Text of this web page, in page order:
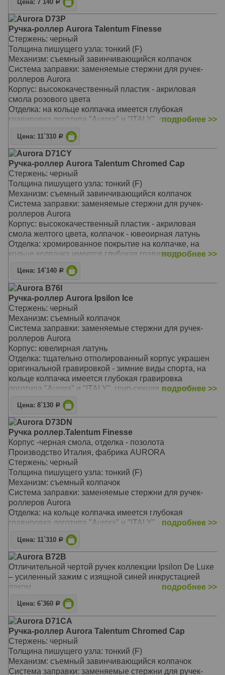
Цена: 7`140 Р
Aurora D73P
Ручка-роллер Aurora Talentum Finesse
Стержень: черный
Толщина пишущего узла: тонкий (F)
Механизм: съемный завинчивающийся колпачок
Система заправки: заменяемые стержни для ручек-
роллеров Aurora
Корпус: высококачественный пластик - акриловая
смола розового цвета
Отделка: на кольце колпачка имеется глубокая
гравировка логотипа "Aurora" и "ITALY", отдельные
элементы дизайна - зеркальный хром
Размеры: длина ручки 126 мм / 150 мм, толщина ручки
(максимальный диаметр) 13,0 мм
Вес: 23 гр.
Цвет: Pink CT (розовый/хром)
ручка уменьшенного размера, под некрупную руку
высококачественный пластик приятный на ощупь
фирменный клип Aurora
оригинальная специальная подарочная упаковка
завинчивающийся колпачок
ручка заправляется стандартными стержнями Aurora
для ручек-роллеров
возможны два варианта подарочной упаковки
подробнее >>
Цена: 11`310 Р
Aurora D71CY
Ручка-роллер Aurora Talentum Chromed Cap
Стержень: черный
Толщина пишущего узла: тонкий (F)
Механизм: съемный завинчивающийся колпачок
Система заправки: заменяемые стержни для ручек-
роллеров Aurora
Корпус: высококачественный пластик - акриловая
смола желтого цвета, колпачок - ювеоирная латунь
Отделка: хромированное покрытие на колпачке, на
кольце колпачка имеется глубокая гравировка
логотипа "Aurora" и "ITALY", отдельные элементы
дизайна - зеркальный хром
Размеры: длина ручки 136 мм / 160 мм, толщина ручки
(максимальный диаметр) 15,0 мм
Вес: 30 гр.
Цвет: Yellow CT (желтый/хром)
ручка увеличенного размера, под крупную руку
высококачественный пластик приятный на ощупь
фирменный клип Aurora
оригинальная специальная подарочная упаковка
завинчивающийся колпачок
ручка заправляется стандартными стержнями Aurora
для ручек-роллеров
возможны два варианта подарочной упаковки
подробнее >>
Цена: 14`140 Р
Aurora B76I
Ручка-роллер Aurora Ipsilon Ice
Стержень: черный
Механизм: съемный колпачок
Система заправки: заменяемые стержни для ручек-
роллеров Aurora
Корпус: ювелирная латунь
Отделка: тщательно отполированный корпус украшен
оригинальной гравировкой - зимние виды спорта, на
кольце колпачка имеется глубокая гравировка
логотипа "Aurora" и "ITALY", грип-секция и навершие
колпачка изготовлены из высококачественного
пластика необычного голубого цвета, отдельные
элементы дизайна - зеркальный хром
Размеры: длина ручки 136 мм, толщина ручки
(максимальный диаметр) 112,7 мм
Вес: 38 гр.
Цвет: Blue & Chrome CT (голубой/серебристый/хром)
грип-секция и навершие колпачка изготовлены из
высококачественного пластика необычного голубого
цвета с рисунком имитирующим сверкающий лед
Y-образный клип
тяжеловесные материалы, ручка увесистая
оригинальная специальная подарочная упаковка в
защелкивающийся колпачок
для ручек-роллеров
возможны три варианта подарочной упаковки
подробнее >>
Цена: 8`130 Р
Aurora D73DN
Ручка роллер.Talentum Finesse
Корпус -черная смола, отделка - позолота
Производство Италия, фабрика AURORA
Стержень: черный
Толщина пишущего узла: тонкий (F)
Механизм: съемный колпачок
Система заправки: заменяемые стержни для ручек-
роллеров Aurora
Отделка: на кольце колпачка имеется глубокая
гравировка логотипа "Aurora" и "ITALY"
Размеры: длина ручки 126 мм / 150 мм, толщина ручки
(максимальный диаметр) 13,0 мм
Вес: 23 гр.
Цвет: Black CT (черный/хром)
ручка уменьшенного размера, под некрупную руку
высококачественный пластик приятный на ощупь
оригинальная специальная подарочная упаковка
ручка заправляется стандартными стержнями Aurora
для ручек-роллеров
возможны два варианта подарочной упаковки
подробнее >>
Цена: 11`310 Р
Aurora B72B
Отличительной чертой ручек коллекции Ipsilon De Luxe
– усиленный зажим с изящной синей инкрустацией
лаком.
подробнее >>
Цена: 6`360 Р
Aurora D71CA
Ручка-роллер Aurora Talentum Chromed Cap
Стержень: черный
Толщина пишущего узла: тонкий (F)
Механизм: съемный завинчивающийся колпачок
Система заправки: заменяемые стержни для ручек-